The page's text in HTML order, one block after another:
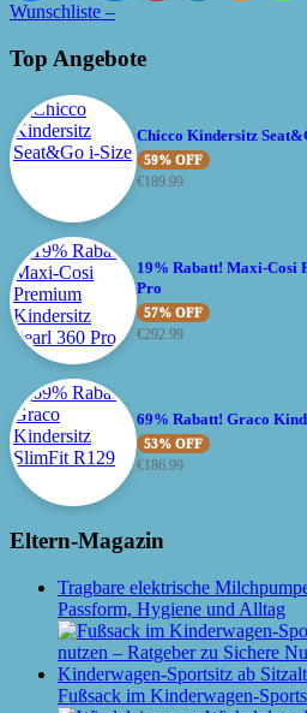
Wunschliste –
Top Angebote
Chicco Kindersitz
59% OFF
€189.99
19% Rabatt! Maxi-Cosi
Pro
57% OFF
€292.99
69% Rabatt! Graco
53% OFF
€186.99
Eltern-Magazin
Tragbare elektrische
Passform, Hygiene und Alltag
Fußsack im Kinderwagen-